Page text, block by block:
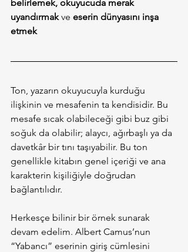
belirlemek, okuyucuda merak
uyandırmak ve eserin dünyasını inşa
etmek
Ton, yazarın okuyucuyla kurduğu
ilişkinin ve mesafenin ta kendisidir. Bu
mesafe sıcak olabileceği gibi buz gibi
soğuk da olabilir; alaycı, ağırbaşlı ya da
davetkâr bir tını taşıyabilir. Bu ton
genellikle kitabın genel içeriği ve ana
karakterin kişiliğiyle doğrudan
bağlantılıdır.
Herkesçe bilinir bir örnek sunarak
devam edelim. Albert Camus’nun
“Yabancı” eserinin giriş cümlesini